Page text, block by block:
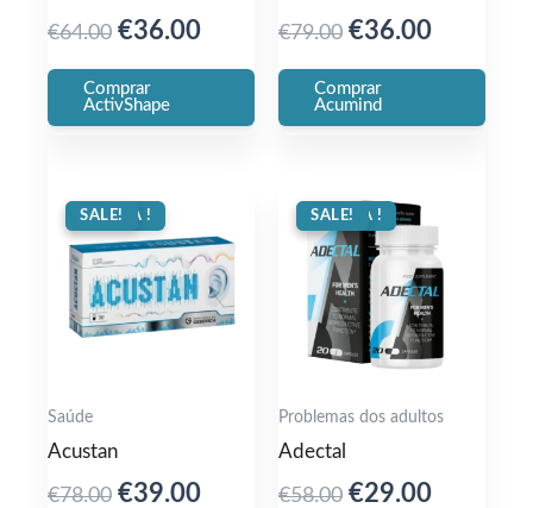
€64.00 Original
price
was:
€64.00.
€36.00Current
price
€36.00.
Comprar
ActivShape
€79.00 Original
price
was:
€79.00.
€36.00Current
price
€36.00.
Comprar
Acumind
OFERTA !
SALE!
Saúde
Acustan
€78.00 Original
€39.00Current
OFERTA !
SALE!
Problemas dos adultos
Adectal
€58.00 Original
€29.00Current